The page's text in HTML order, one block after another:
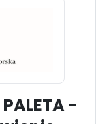
-